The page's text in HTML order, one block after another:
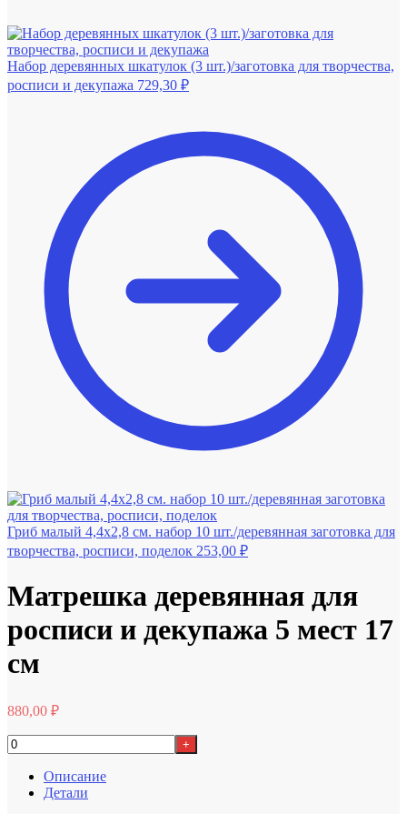
Набор деревянных шкатулок (3 шт.)/заготовка для творчества,
росписи и декупажа 729,30 ₽
Гриб малый 4,4х2,8 см. набор 10 шт./деревянная заготовка для
творчества, росписи, поделок 253,00 ₽
Матрешка деревянная для
росписи и декупажа 5 мест 17
см
880,00 ₽
+
Описание
Детали